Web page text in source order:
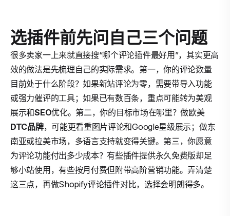
选插件前先问自己三个问题
很多卖家一上来就直接搜“哪个评论插件最好用”，其实更高
效的做法是先梳理自己的实际需求。第一，你的评论数量
目前处于什么阶段？如果新站评论为零，需要带导入功能
或强力催评的工具；如果已有数百条，重点可能转为美观
展示和SEO优化。第二，你的目标市场在哪里？做欧美
DTC品牌，可能更看重图片评论和Google星级展示；做东
南亚或拉美市场，多语言支持就变得关键。第三，你愿意
为评论功能付出多少成本？有些插件提供永久免费版却足
够小站使用，有些按月付费但附带高阶营销功能。弄清楚
这三点，再做Shopify评论插件对比，选择会明朗得多。